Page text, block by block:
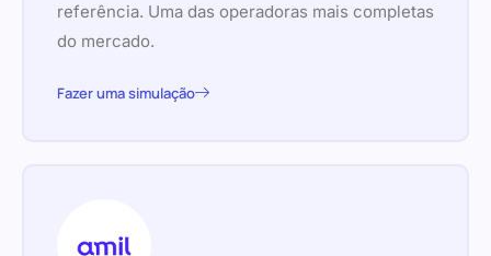
referência. Uma das operadoras mais completas
do mercado.
Fazer uma simulação